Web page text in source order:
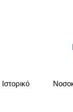
Ιστορικό